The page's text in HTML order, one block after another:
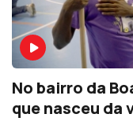
No bairro da
que nasceu da